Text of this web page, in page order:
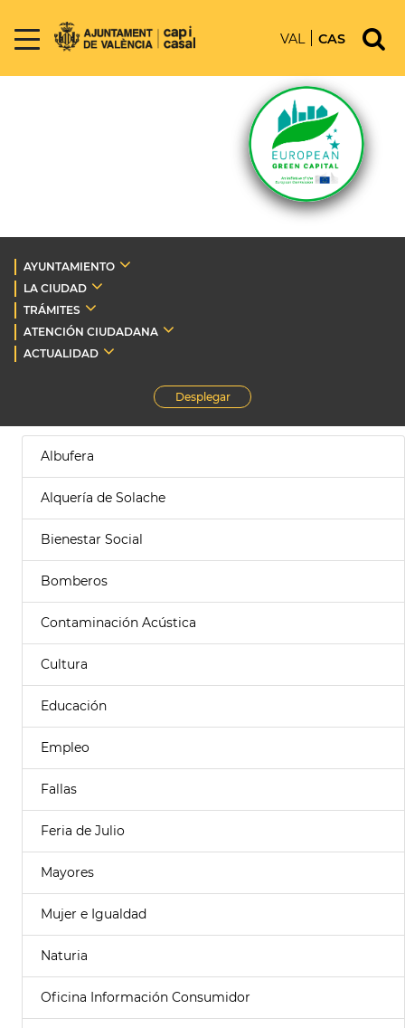
VAL CAS
AYUNTAMIENTO
LA CIUDAD
TRÁMITES
ATENCIÓN CIUDADANA
ACTUALIDAD
Desplegar
Albufera
Alquería de Solache
Bienestar Social
Bomberos
Contaminación Acústica
Cultura
Educación
Empleo
Fallas
Feria de Julio
Mayores
Mujer e Igualdad
Naturia
Oficina Información Consumidor